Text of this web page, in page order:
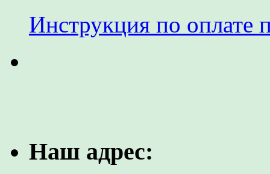
Инструкция по оплате
Наш адрес: